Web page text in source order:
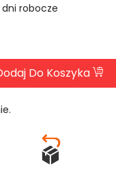
robocze
Do Koszyka